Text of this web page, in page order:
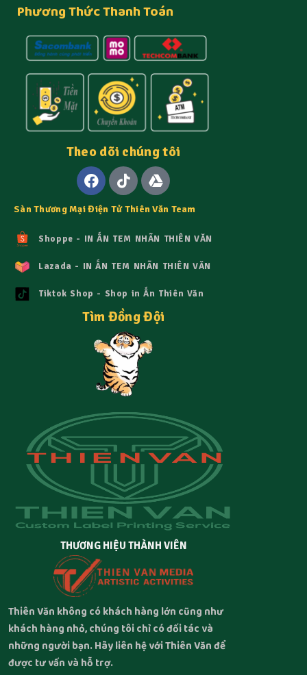
THƯƠNG HIỆU THÀNH VIÊN
Thiên Văn không có khách hàng lớn cũng như
khách hàng nhỏ, chúng tôi chỉ có đối tác và
những người bạn. Hãy liên hệ với Thiên Văn để
được tư vấn và hỗ trợ.
Phương Thức Thanh Toán
Theo dõi chúng tôi
Sàn Thương Mại Điện Tử Thiên Văn Team
Shoppe - IN ẤN TEM NHÃN THIÊN VĂN
Lazada - IN ẤN TEM NHÃN THIÊN VĂN
Tiktok Shop - Shop in Ấn Thiên Văn
Tìm Đồng Đội